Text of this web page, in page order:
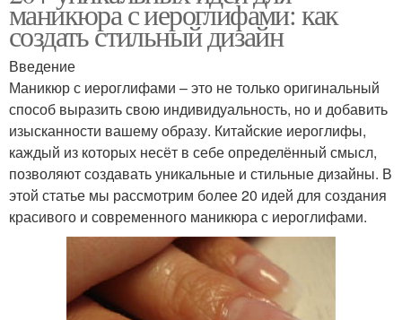
маникюра с иероглифами: как
создать стильный дизайн
Введение
Маникюр с иероглифами – это не только оригинальный
способ выразить свою индивидуальность, но и добавить
изысканности вашему образу. Китайские иероглифы,
каждый из которых несёт в себе определённый смысл,
позволяют создавать уникальные и стильные дизайны. В
этой статье мы рассмотрим более 20 идей для создания
красивого и современного маникюра с иероглифами.